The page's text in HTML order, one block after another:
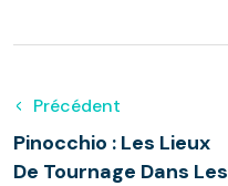
Précédent
Pinocchio : Les Lieux
De Tournage Dans Les